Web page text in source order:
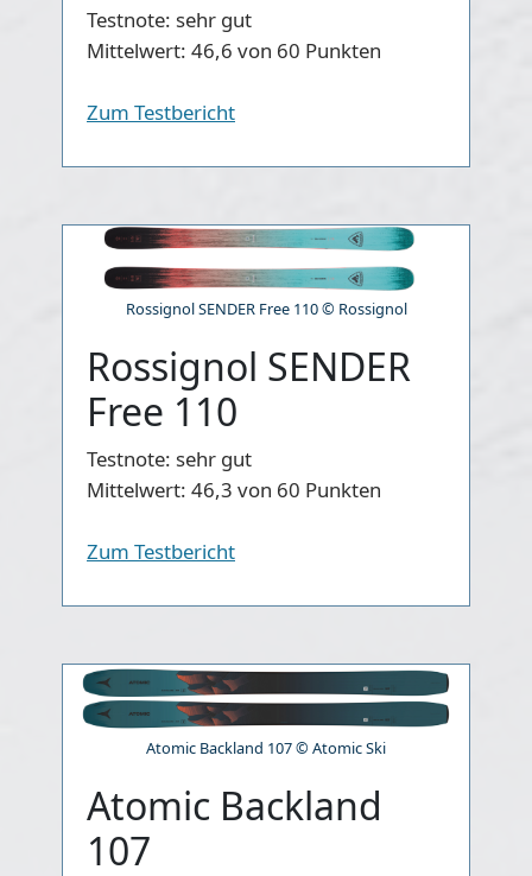
Testnote: sehr gut
Mittelwert: 46,6 von 60 Punkten
Zum Testbericht
Rossignol SENDER Free 110 © Rossignol
Rossignol SENDER
Free 110
Testnote: sehr gut
Mittelwert: 46,3 von 60 Punkten
Zum Testbericht
Atomic Backland 107 © Atomic Ski
Atomic Backland
107